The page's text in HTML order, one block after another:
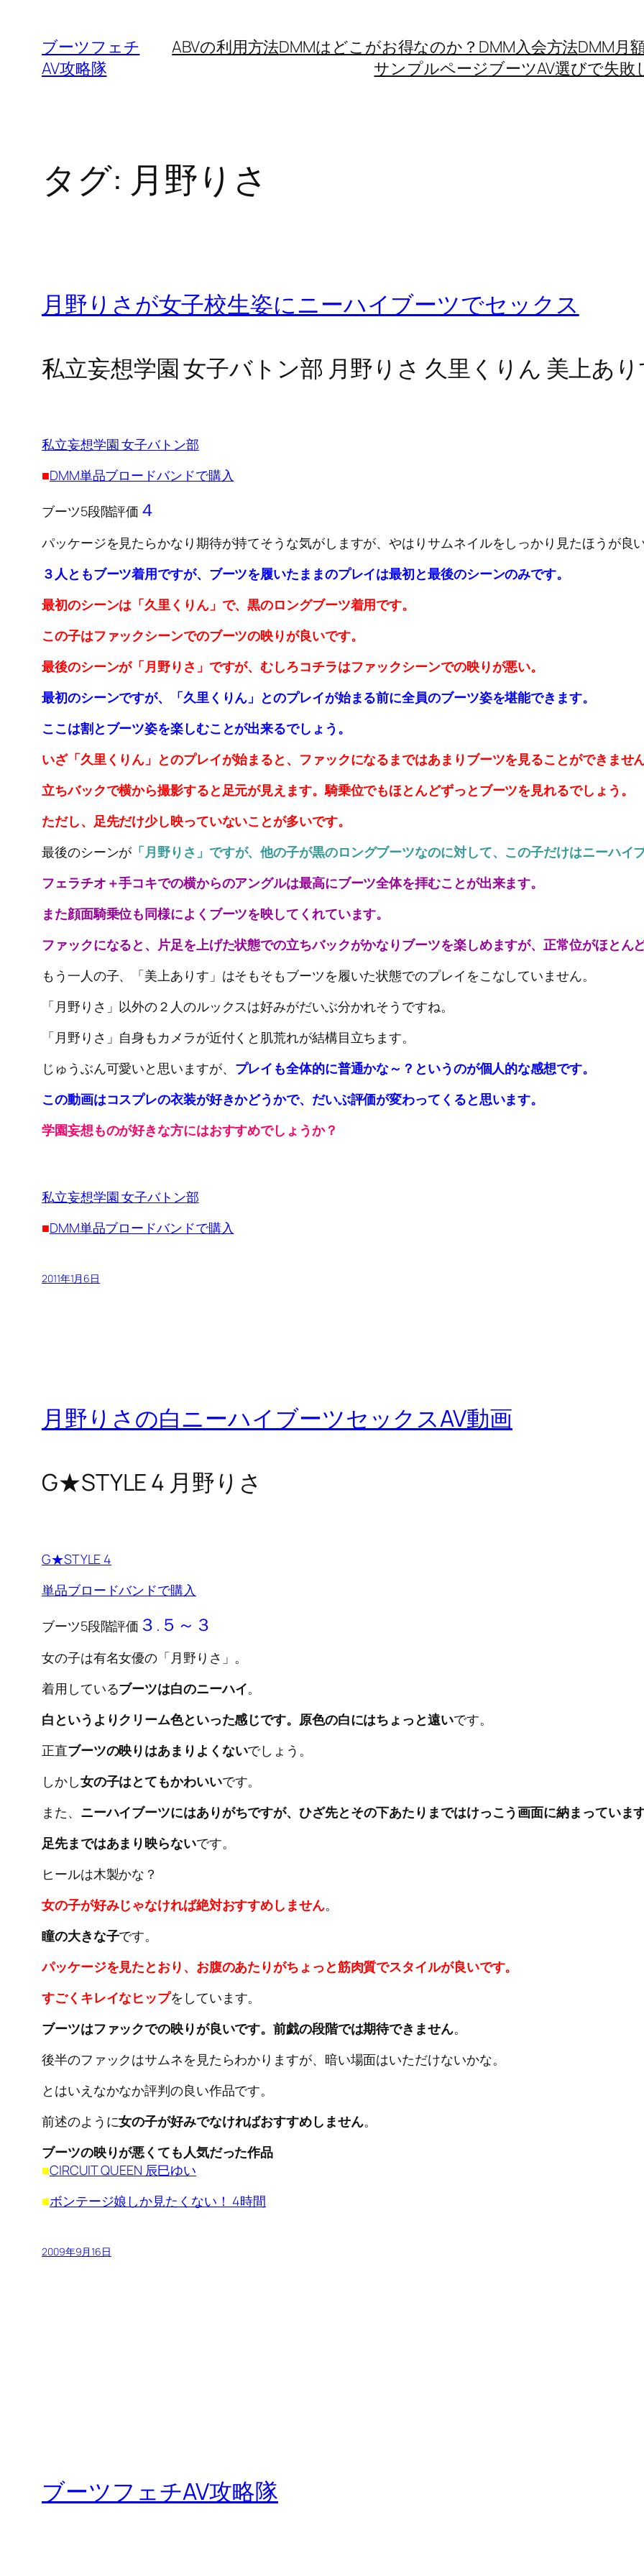
ブーツフェチ
AV攻略隊
ABVの利用方法DMMはどこがお得なのか？ DMM入会方法DMM月
サンプルページブーツAV選びで失敗
タグ: 月野りさ
月野りさが女子校生姿にニーハイブーツでセックス
私立妄想学園 女子バトン部 月野りさ 久里くりん 美上あ
私立妄想学園 女子バトン部
■DMM単品ブロードバンドで購入
ブーツ5段階評価 ４
パッケージを見たらかなり期待が持てそうな気がしますが、やはりサムネイルをしっかり見たほうが良
３人ともブーツ着用ですが、ブーツを履いたままのプレイは最初と最後のシーンのみです。
最初のシーンは「久里くりん」で、黒のロングブーツ着用です。
この子はファックシーンでのブーツの映りが良いです。
最後のシーンが「月野りさ」ですが、むしろコチラはファックシーンでの映りが悪い。
最初のシーンですが、「久里くりん」とのプレイが始まる前に全員のブーツ姿を堪能できます。
ここは割とブーツ姿を楽しむことが出来るでしょう。
いざ「久里くりん」とのプレイが始まると、ファックになるまではあまりブーツを見ることができませ
立ちバックで横から撮影すると足元が見えます。騎乗位でもほとんどずっとブーツを見れるでしょう。
ただし、足先だけ少し映っていないことが多いです。
最後のシーンが 「月野りさ」ですが、他の子が黒のロングブーツなのに対して、この子だけはニーハイ
フェラチオ＋手コキでの横からのアングルは最高にブーツ全体を拝むことが出来ます。
また顔面騎乗位も同様によくブーツを映してくれています。
ファックになると、片足を上げた状態での立ちバックがかなりブーツを楽しめますが、正常位がほとん
もう一人の子、「美上ありす」はそもそもブーツを履いた状態でのプレイをこなしていません。
「月野りさ」以外の２人のルックスは好みがだいぶ分かれそうですね。
「月野りさ」自身もカメラが近付くと肌荒れが結構目立ちます。
じゅうぶん可愛いと思いますが、 プレイも全体的に普通かな～？というのが個人的な感想です。
この動画はコスプレの衣装が好きかどうかで、だいぶ評価が変わってくると思います。
学園妄想ものが好きな方にはおすすめでしょうか？
私立妄想学園 女子バトン部
■DMM単品ブロードバンドで購入
2011年1月6日
月野りさの白ニーハイブーツセックスAV動画
G★STYLE 4 月野りさ
G★STYLE 4
単品ブロードバンドで購入
ブーツ5段階評価 ３.５～３
女の子は有名女優の「月野りさ」。
着用しているブーツは白のニーハイ。
白というよりクリーム色といった感じです。原色の白にはちょっと遠いです。
正直ブーツの映りはあまりよくないでしょう。
しかし女の子はとてもかわいいです。
また、 ニーハイブーツにはありがちですが、ひざ先とその下あたりまではけっこう画面に納まっていま
足先まではあまり映らないです。
ヒールは木製かな？
女の子が好みじゃなければ絶対おすすめしません。
瞳の大きな子です。
パッケージを見たとおり、お腹のあたりがちょっと筋肉質でスタイルが良いです。
すごくキレイなヒップをしています。
ブーツはファックでの映りが良いです。前戯の段階では期待できません。
後半のファックはサムネを見たらわかりますが、暗い場面はいただけないかな。
とはいえなかなか評判の良い作品です。
前述のように女の子が好みでなければおすすめしません。
ブーツの映りが悪くても人気だった作品
■CIRCUIT QUEEN 辰巳ゆい
■ボンテージ娘しか見たくない！ 4時間
2009年9月16日
ブーツフェチAV攻略隊